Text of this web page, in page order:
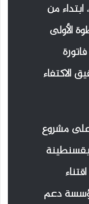
من
الأولى
الاكتفاء
مشروع
اقتناء
دعم